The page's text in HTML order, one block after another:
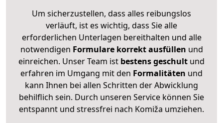
Um sicherzustellen, dass alles reibungslos
verläuft, ist es wichtig, dass Sie alle
erforderlichen Unterlagen bereithalten und alle
notwendigen Formulare korrekt ausfüllen und
einreichen. Unser Team ist bestens geschult und
erfahren im Umgang mit den Formalitäten und
kann Ihnen bei allen Schritten der Abwicklung
behilflich sein. Durch unseren Service können Sie
entspannt und stressfrei nach Komiža umziehen.